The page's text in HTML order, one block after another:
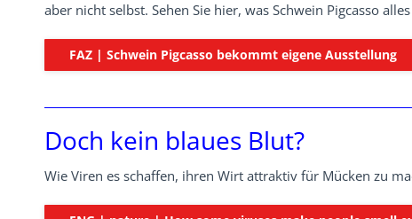
aber nicht selbst. Sehen Sie hier, was Schwein Pigcasso
FAZ | Schwein Pigcasso bekommt eigene Ausstellung
Doch kein blaues Blut?
Wie Viren es schaffen, ihren Wirt attraktiv für Mücken zu